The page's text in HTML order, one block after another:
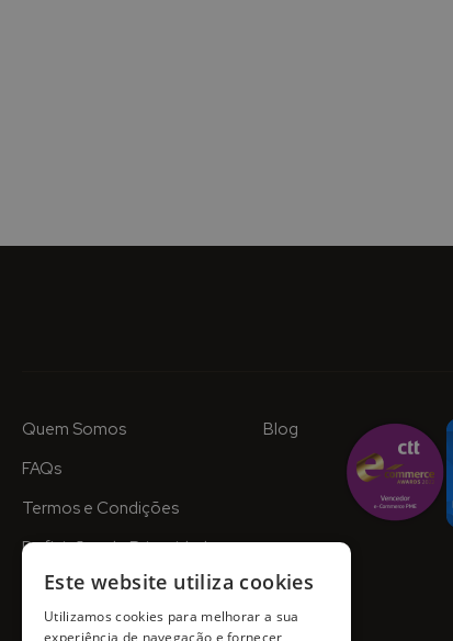
Quem Somos
FAQs
Termos e Condições
Definições de Privacidade
Blog
Este website utiliza cookies
Utilizamos cookies para melhorar a sua
experiência de navegação e fornecer